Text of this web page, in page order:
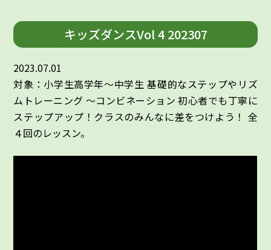
キッズダンスVol 4 202307
2023.07.01
対象：小学生高学年～中学生 基礎的なステップやリズ
ムトレーニング ～コンビネーション 初心者でも丁寧に
ステップアップ！クラスのみんなに差をつけよう！ 全
４回のレッスン。